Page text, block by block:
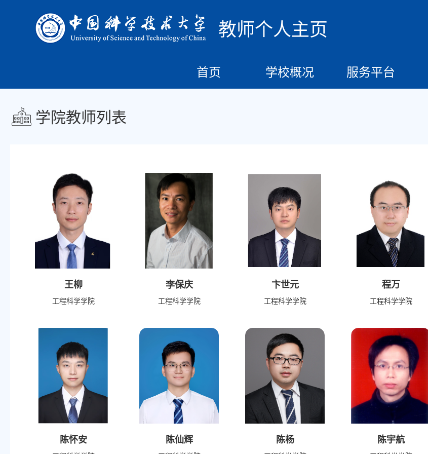
教师个人主页
首页 学校概况 服务平台
学院教师列表
王柳
工程科学学院
李保庆
工程科学学院
卞世元
工程科学学院
程万
工程科学学院
陈怀安 陈仙辉 陈杨 陈宇航